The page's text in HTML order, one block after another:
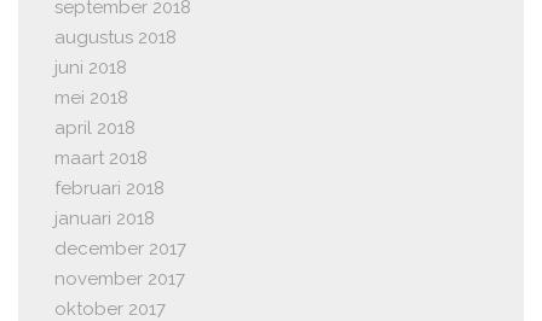
september 2018
augustus 2018
juni 2018
mei 2018
april 2018
maart 2018
februari 2018
januari 2018
december 2017
november 2017
oktober 2017